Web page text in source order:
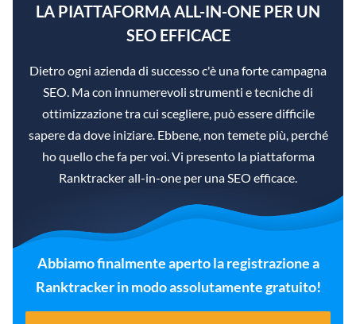
LA PIATTAFORMA ALL-IN-ONE PER UN
SEO EFFICACE
Dietro ogni azienda di successo c'è una forte campagna
SEO. Ma con innumerevoli strumenti e tecniche di
ottimizzazione tra cui scegliere, può essere difficile
sapere da dove iniziare. Ebbene, non temete più, perché
ho quello che fa per voi. Vi presento la piattaforma
Ranktracker all-in-one per una SEO efficace.
Abbiamo finalmente aperto la registrazione a
Ranktracker in modo assolutamente gratuito!